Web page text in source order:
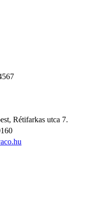
567
Rétifarkas utca 7.